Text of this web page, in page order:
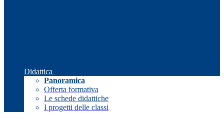
Didattica
Panoramica
Offerta formativa
Le schede didattiche
I progetti delle classi